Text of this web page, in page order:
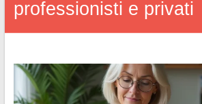
professionisti e privati